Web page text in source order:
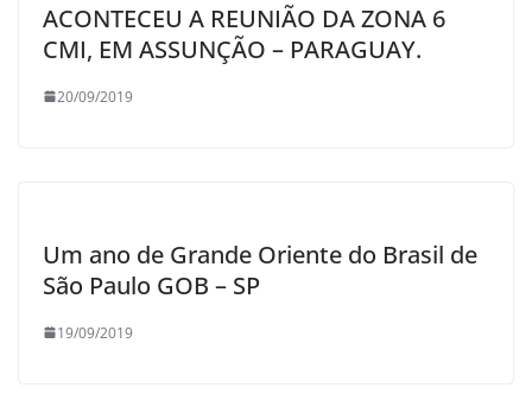
ACONTECEU A REUNIÃO DA ZONA 6
CMI, EM ASSUNÇÃO – PARAGUAY.
20/09/2019
Um ano de Grande Oriente do Brasil de
São Paulo GOB – SP
19/09/2019